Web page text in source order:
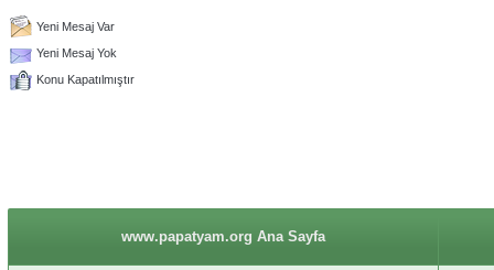
Yeni Mesaj Var
Yeni Mesaj Yok
Konu Kapatılmıştır
www.papatyam.org Ana Sayfa